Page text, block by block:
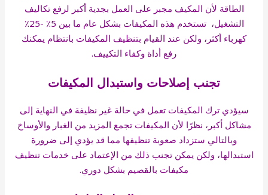
الطاقة لأن المكيف مجبر على العمل بجدية أكبر لرفع تكاليف
التشغيل، تستخدم هذه المكيفات بشكل عام ما بين 5٪ -25٪
كهرباء أكثر، ولكن عند القيام بتنظيف المكيفات بانتظام يمكنك
رفع أداة وكفاء التكييف.
تجنب إصلاحات واستبدال المكيفات
سيؤدي ترك المكيفات تعمل في حالة غير نظيفة في النهاية إلى
مشاكل أكبر، نظرًا لأن المكيفات تجمع المزيد من الغبار والأوساخ
وبالتالي ستزداد صعوبة تنظيفها مما قد يؤدي إلى ضرورة
استبدالها، ولكن يمكن تجنب ذلك من الإعتماد على خدمات تنظيف
مكيفات بالقصيم بشكل دوري.